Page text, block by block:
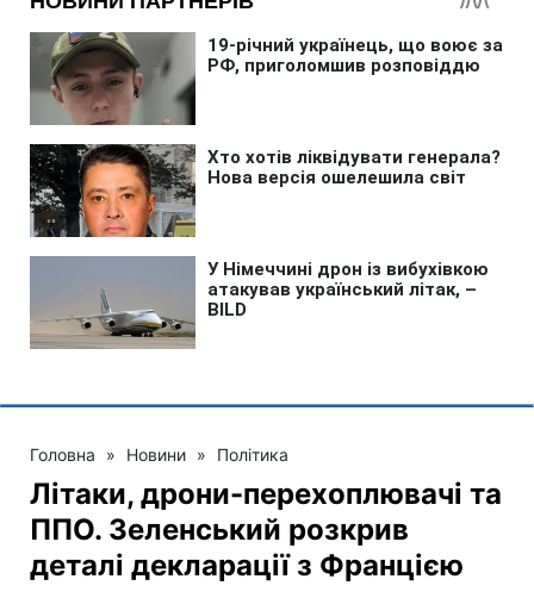
Головна » Новини » Політика
Літаки, дрони-перехоплювачі та
ППО. Зеленський розкрив
деталі декларації з Францією